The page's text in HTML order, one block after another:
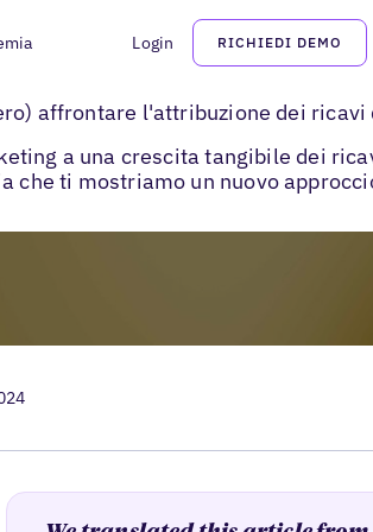
Login RICHIEDI DEMO
dei ricavi per il marketing di ubicazione
affrontare l'attribuzione dei
a una crescita tangibile dei
che ti mostriamo un nuovo